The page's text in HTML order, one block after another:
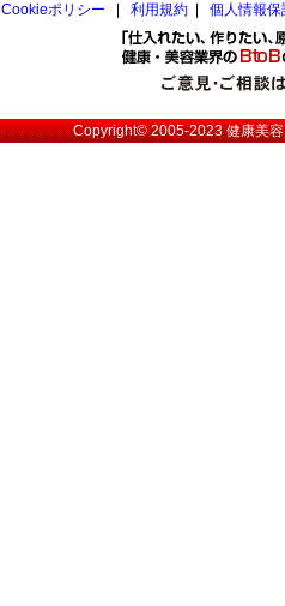
Cookieポリシー
利用規約 個人情報
Copyright© 2005-2023健康美